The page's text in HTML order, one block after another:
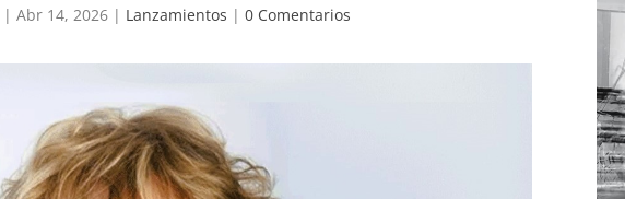
| Abr 14, 2026 | Lanzamientos | 0 Comentarios